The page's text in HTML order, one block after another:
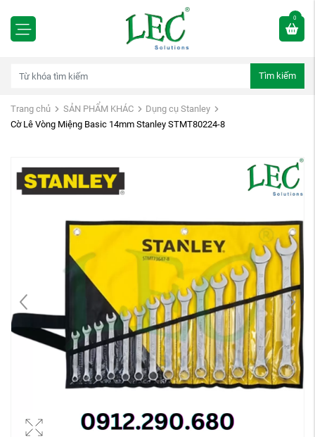
0
Tìm kiếm
Trang chủ SẢN PHẨM KHÁC
Dụng cụ Stanley
Cờ Lê Vòng Miệng Basic 14mm Stanley STMT80224-8